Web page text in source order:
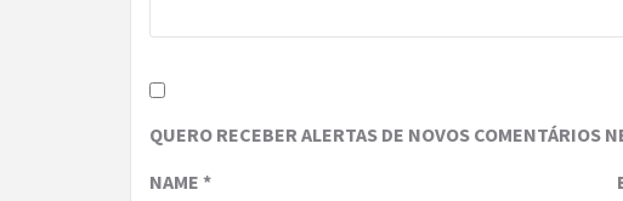
QUERO RECEBER ALERTAS DE NOVOS COMENTÁRIOS
NAME *